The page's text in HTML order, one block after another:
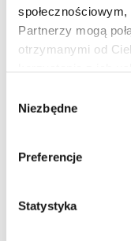
Partnerzy mogą
otrzymanymi od
zgody
Niezbędne
Preferencje
Statystyka
Kurozając i
Gdy wyjątkowy pół
ma siostrę, a cały
niebezpieczna droga,
która będzie
sam: towarzyszą mu
*******